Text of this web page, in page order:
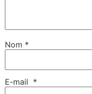
Nom *
E-mail *